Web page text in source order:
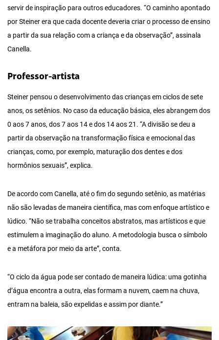
servir de inspiração para outros educadores. “O caminho apontado
por Steiner era que cada docente deveria criar o processo de ensino
a partir da sua relação com a criança e da observação”, assinala
Canella.
Professor-artista
Steiner pensou o desenvolvimento das crianças em ciclos de sete
anos, os setênios. No caso da educação básica, eles abrangem dos
0 aos 7 anos, dos 7 aos 14 e dos 14 aos 21. “A divisão se deu a
partir da observação na transformação física e emocional das
crianças, como, por exemplo, maturação dos dentes e dos
hormônios sexuais”, explica.
De acordo com Canella, até o fim do segundo setênio, as matérias
não são levadas de maneira científica, mas com enfoque artístico e
lúdico. “Não se trabalha conceitos abstratos, mas artísticos e que
estimulem a imaginação do aluno. A metodologia busca o símbolo
e a metáfora por meio da arte”, conta.
“O ciclo da água pode ser contado de maneira lúdica: uma gotinha
d’água encontra a outra, elas formam a nuvem, caem na chuva,
entram na baleia, são expelidas e assim por diante.”